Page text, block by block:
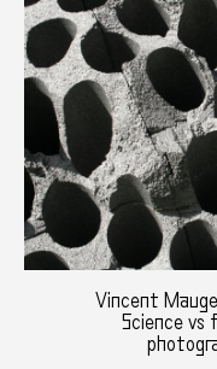
Vincent
Science vs